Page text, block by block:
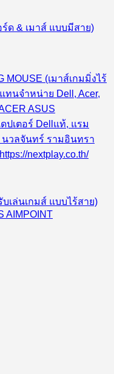
ร์ด & เมาส์ แบบมีสาย)
บเล่นเกมส์ แบบไร้สาย)
AIMPOINT